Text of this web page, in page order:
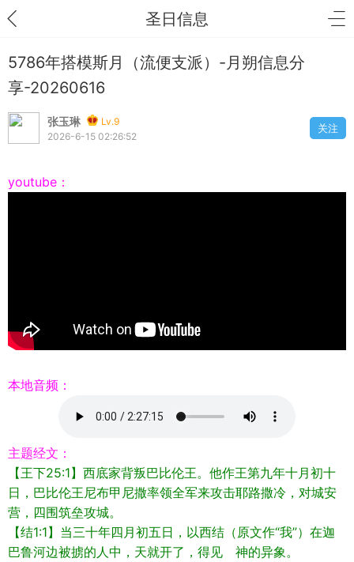
圣日信息
5786年搭模斯月（流便支派）-月朔信息分
享-20260616
张玉琳
Lv.9
2026-6-15 02:26:52
关注
youtube：
本地音频：
主题经文：
【王下25:1】西底家背叛巴比伦王。他作王第九年十月初十
日，巴比伦王尼布甲尼撒率领全军来攻击耶路撒冷，对城安
营，四围筑垒攻城。
【结1:1】当三十年四月初五日，以西结（原文作“我”）在迦
巴鲁河边被掳的人中，天就开了，得见 神的异象。